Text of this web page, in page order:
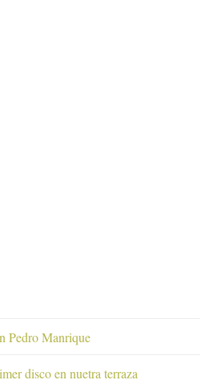
Pedro Manrique
disco en nuetra terraza